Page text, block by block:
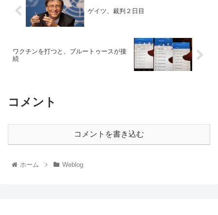
ゲイツ、裁判２日目
ワクチンを打つと、ブルートゥースが接
続
コメント
コメントを書き込む
ホーム Weblog